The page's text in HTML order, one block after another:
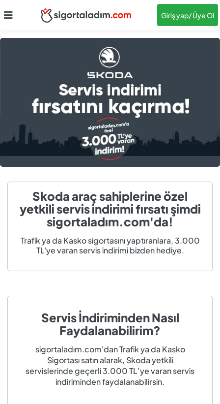
Giriş yap/ Üye Ol
Skoda araç sahiplerine özel
yetkili servis indirimi fırsatı şimdi
sigortaladım.com'da!
Trafik ya da Kasko sigortasını yaptıranlara, 3.000
TL'ye varan servis indirimi bizden hediye.
Servis İndiriminden Nasıl
Faydalanabilirim?
sigortaladım.com'dan Trafik ya da Kasko
Sigortası satın alarak, Skoda yetkili
servislerinde geçerli 3.000 TL’ye varan servis
indiriminden faydalanabilirsin.